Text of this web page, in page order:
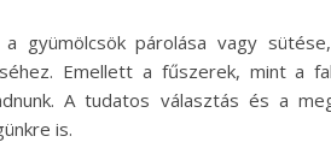
gyümölcsök párolása vagy
Emellett a fűszerek, mint a
A tudatos választás és a
is.